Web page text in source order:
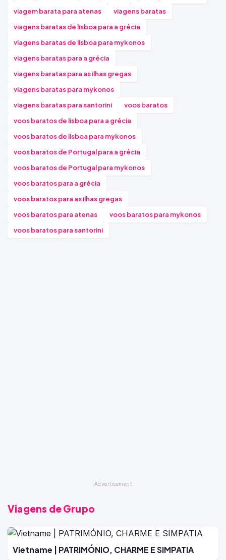
viagem barata para atenas
viagens baratas
viagens baratas de lisboa para a grécia
viagens baratas de lisboa para mykonos
viagens baratas para a grécia
viagens baratas para as ilhas gregas
viagens baratas para mykonos
viagens baratas para santorini
voos baratos
voos baratos de lisboa para a grécia
voos baratos de lisboa para mykonos
voos baratos de Portugal para a grécia
voos baratos de Portugal para mykonos
voos baratos para a grécia
voos baratos para as ilhas gregas
voos baratos para atenas
voos baratos para mykonos
voos baratos para santorini
Viagens de Grupo
Vietname | PATRIMÓNIO, CHARME E SIMPATIA